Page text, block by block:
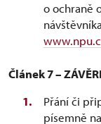
o ochraně
Článek 7 –
Přání či
písemně